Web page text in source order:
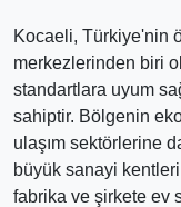
Kocaeli, Türkiye'nin
merkezlerinden biri
standartlara uyum
sahiptir. Bölgenin
ulaşım sektörlerine
büyük sanayi
fabrika ve şirkete ev